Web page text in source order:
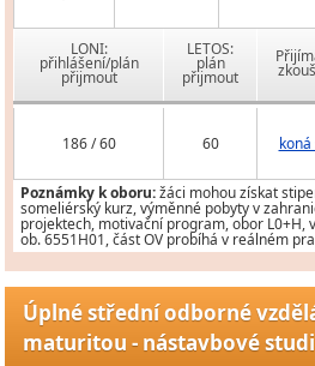
LONI:
přihlášení/plán
přijmout
LETOS:
plán
přijmout
186 / 60 60 koná
Poznámky k oboru:žáci mohou získat
someliérský kurz, výměnné pobyty v
projektech, motivační program, obor L0+H,
ob. 6551H01, část OV probíhá v reálném
Úplné střední odborné
maturitou - nástavbové